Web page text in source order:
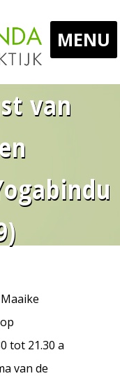
MENU
van
tot 21.30 a
van de